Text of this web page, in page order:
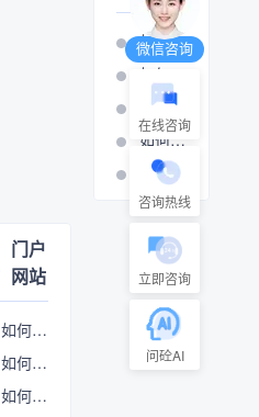
如何打印拆迁报表
如何设置房屋拆迁管理
如何设置村组管理
如何设置房屋拆迁管理
如何设置只补不征管理
门户
网站
如何做网站管理
如何进行新闻图管理
如何进行展示图管理
微信咨询
在线咨询
咨询热线
立即咨询
问砼AI